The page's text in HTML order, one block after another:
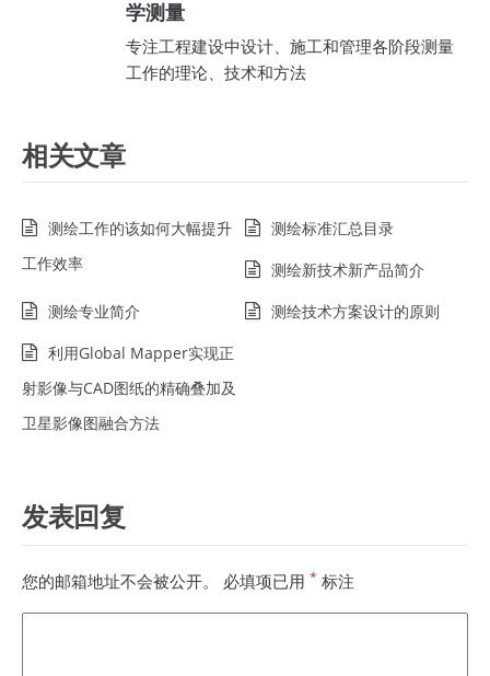
学测量
专注工程建设中设计、施工和管理各阶段测量
工作的理论、技术和方法
相关文章
测绘工作的该如何大幅提升
工作效率
测绘标准汇总目录
测绘新技术新产品简介
测绘专业简介
测绘技术方案设计的原则
利用Global Mapper实现正
射影像与CAD图纸的精确叠加及
卫星影像图融合方法
发表回复
您的邮箱地址不会被公开。 必填项已用 * 标注